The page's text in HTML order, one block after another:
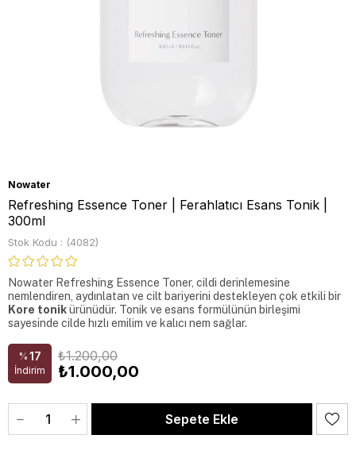
Nowater
Refreshing Essence Toner | Ferahlatıcı Esans Tonik |
300ml
Stok Kodu (4082)
Nowater Refreshing Essence Toner, cildi derinlemesine
Kore tonik ürünüdür. Tonik ve esans formülünün birleşimi
sayesinde cilde hızlı emilim ve kalıcı nem sağlar.
% 17
İndirim
₺1.200,00
₺1.000,00